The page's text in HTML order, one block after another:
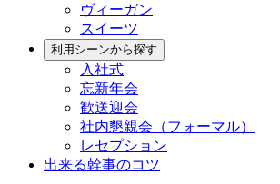
ヴィーガン
スイーツ
利用シーンから探す
入社式
忘新年会
歓送迎会
社内懇親会（フォーマル）
レセプション
出来る幹事のコツ